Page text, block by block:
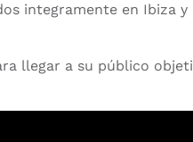
integramente en Ibiza y
llegar a su público